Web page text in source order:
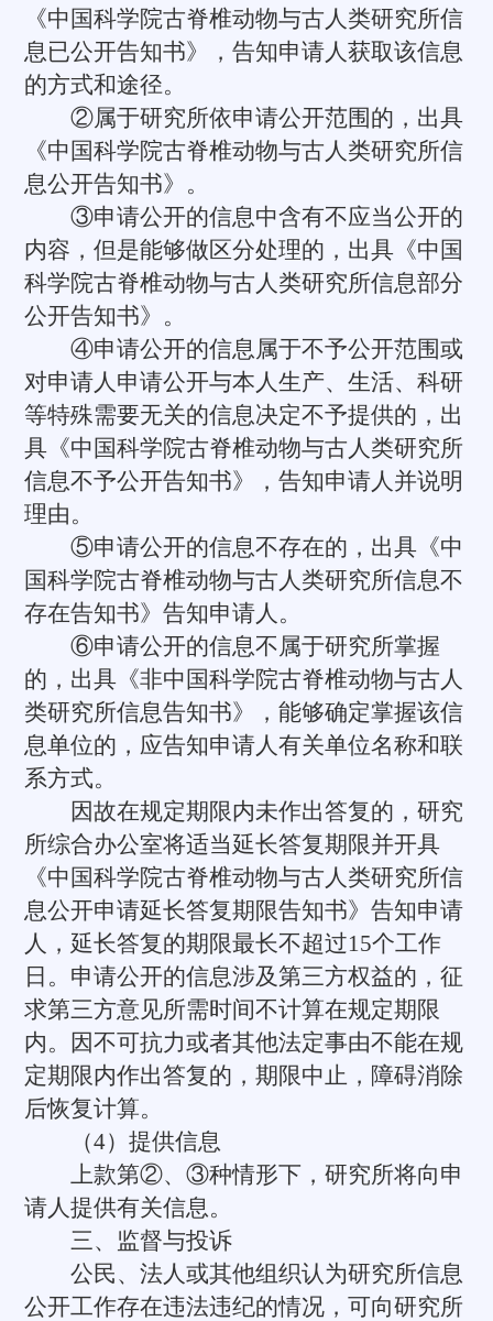
《中国科学院古脊椎动物与古人类研究所信
息已公开告知书》，告知申请人获取该信息
的方式和途径。
②属于研究所依申请公开范围的，出具
《中国科学院古脊椎动物与古人类研究所信
息公开告知书》。
③申请公开的信息中含有不应当公开的
内容，但是能够做区分处理的，出具《中国
科学院古脊椎动物与古人类研究所信息部分
公开告知书》。
④申请公开的信息属于不予公开范围或
对申请人申请公开与本人生产、生活、科研
等特殊需要无关的信息决定不予提供的，出
具《中国科学院古脊椎动物与古人类研究所
信息不予公开告知书》，告知申请人并说明
理由。
⑤申请公开的信息不存在的，出具《中
国科学院古脊椎动物与古人类研究所信息不
存在告知书》告知申请人。
⑥申请公开的信息不属于研究所掌握
的，出具《非中国科学院古脊椎动物与古人
类研究所信息告知书》，能够确定掌握该信
息单位的，应告知申请人有关单位名称和联
系方式。
因故在规定期限内未作出答复的，研究
所综合办公室将适当延长答复期限并开具
《中国科学院古脊椎动物与古人类研究所信
息公开申请延长答复期限告知书》告知申请
人，延长答复的期限最长不超过15个工作
日。申请公开的信息涉及第三方权益的，征
求第三方意见所需时间不计算在规定期限
内。因不可抗力或者其他法定事由不能在规
定期限内作出答复的，期限中止，障碍消除
后恢复计算。
（4）提供信息
上款第②、③种情形下，研究所将向申
请人提供有关信息。
三、监督与投诉
公民、法人或其他组织认为研究所信息
公开工作存在违法违纪的情况，可向研究所